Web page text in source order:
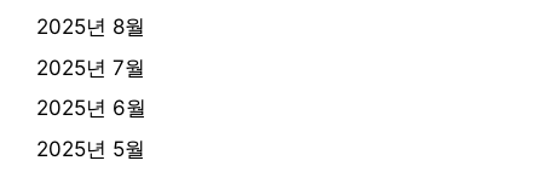
2025년 8월
2025년 7월
2025년 6월
2025년 5월